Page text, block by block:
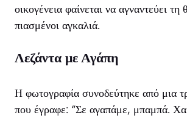
οικογένεια φαίνεται να αγναντεύει
πιασμένοι αγκαλιά.
Λεζάντα με Αγάπη
Η φωτογραφία συνοδεύτηκε από μια
που έγραφε: “Σε αγαπάμε, μπαμπά.